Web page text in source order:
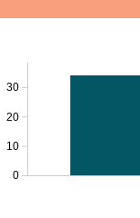
0
10
20
30